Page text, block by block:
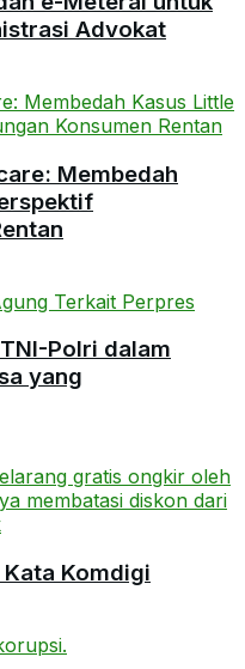
Advokat
Membedah
Polri dalam
yang
Komdigi